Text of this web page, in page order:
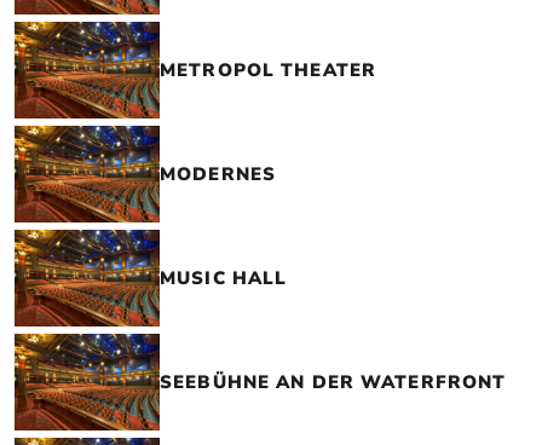
METROPOL THEATER
MODERNES
MUSIC HALL
SEEBÜHNE AN DER WATERFRONT